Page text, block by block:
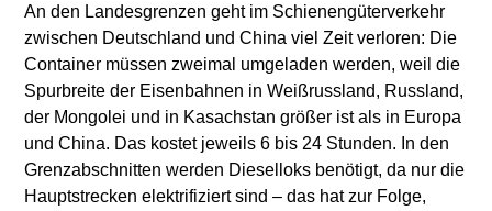
An den Landesgrenzen geht im Schienengüterverkehr
zwischen Deutschland und China viel Zeit verloren: Die
Container müssen zweimal umgeladen werden, weil die
Spurbreite der Eisenbahnen in Weißrussland, Russland,
der Mongolei und in Kasachstan größer ist als in Europa
und China. Das kostet jeweils 6 bis 24 Stunden. In den
Grenzabschnitten werden Dieselloks benötigt, da nur die
Hauptstrecken elektrifiziert sind – das hat zur Folge,